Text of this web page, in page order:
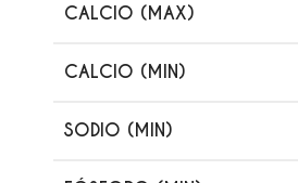
CALCIO (MAX)
CALCIO (MIN)
SODIO (MIN)